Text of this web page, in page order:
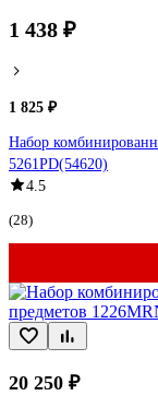
1 438 ₽
1 825 ₽
Набор
5261PD(54620)
4.5
(28)
20 250 ₽